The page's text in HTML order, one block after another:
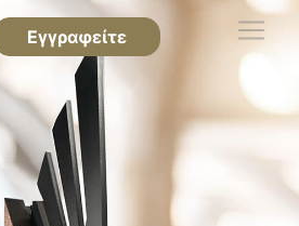
Εγγραφείτε